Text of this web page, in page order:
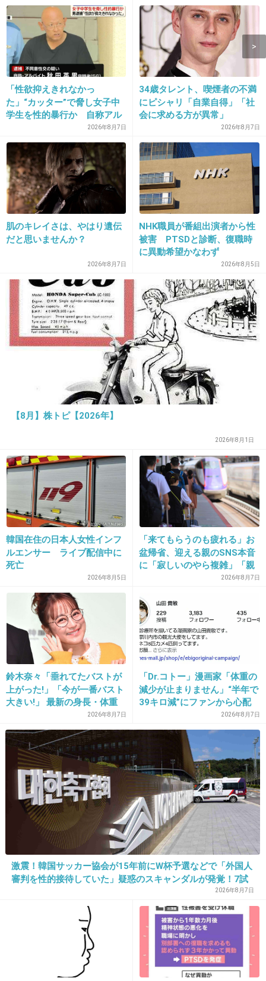
元を生かしたメイクにすればいいのに、わざわ
ざ二重にしてその上にメイクとかすっぴんのひ
どさが際立つだけだと個人的には思うけどな
ぁ。
+18 -3
13. 匿名 2012/11/23(金) 06:45:27
目が大きい人の方が綺麗だと思う
テレビとか美人と言われる人って二重まぶただ
し、
なりたい顔ランキングとか二重まぶたの人しか
一重まぶたはメイクしづらいし、目つきが悪く
見えちゃう
、、、からだと思うよ?
+65
アイプチやメザイクやってるひと一目で分かるくらいバレ
バレだけどみんな自然だと思ってやってるの？
+11 -7
15. 匿名2012/11/23(金) 07:18:50
なりたいからやってるんじゃないの？
-1
16. 匿名 2012/11/23(金) 09:14:21
私、元は一重に近い奥二重で中学生からコツコ
ツ不自然にならない程度に地道に幅広げて二重
になりました。
やっぱり、一重だと目つきがキツく見られたり
機嫌悪そうに見えちゃうことが二重の人に比べ
て多いと思う。
+17
中学生の頃からメザイクで8年間頑張ったら、
一重から二重まぶたになったよー。
たしかに8年間は不自然だったかもしれないけど、
メザイクが必要なくなった今は自然だよ。
「性欲抑えきれなかっ
た」“カッター”で脅し女子中
学生を性的暴行か 自称アル
バイトの56歳男を逮捕 千葉
2026年8月7日
34歳タレント、喫煙者の不満
にピシャリ「自業自得」「社
会に求める方が異常」
2026年8月7日
肌のキレイさは、やはり遺伝
だと思いませんか？
2026年8月7日
NHK職員が番組出演者から性
被害 PTSDと診断、復職時
に異動希望かなわず
2026年8月5日
【8月】株トピ【2026年】
2026年8月1日
韓国在住の日本人女性インフ
ルエンサー ライブ配信中に
死亡
2026年8月5日
「来てもらうのも疲れる」お
盆帰省、迎える親のSNS本音
に「寂しいのやら複雑」「親
孝行だと思っていたのに」
2026年8月7日
鈴木奈々「垂れてたバストが
上がった!」「今が一番バスト
大きい!」 最新の身長・体重
2026年8月7日
「Dr.コトー」漫画家「体重の
減少が止まりません」“半年で
39キロ減”にファンから心配
2026年8月7日
激震！韓国サッカー協会が15年前にW杯予選などで「外国人
審判を性的接待していた」疑惑のスキャンダルが発覚！7試
合20人が対象で日本人審判が含まれていたとの指摘も…2026年8月7日